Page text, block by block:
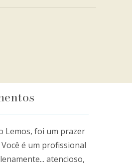
Lemos, foi um prazer
é um profissional
atencioso,